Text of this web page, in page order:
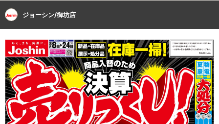
ジョーシン/御坊店